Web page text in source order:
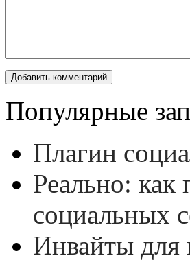
Популярные
Плагин
Реально: как
социальных
Инвайты для